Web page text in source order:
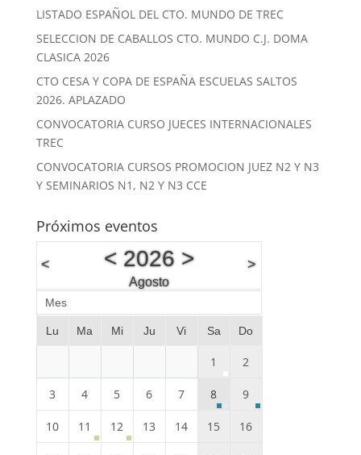
LISTADO ESPAÑOL DEL CTO. MUNDO DE TREC
SELECCION DE CABALLOS CTO. MUNDO C.J. DOMA
CLASICA 2026
CTO CESA Y COPA DE ESPAÑA ESCUELAS SALTOS
2026. APLAZADO
CONVOCATORIA CURSO JUECES INTERNACIONALES
TREC
CONVOCATORIA CURSOS PROMOCION JUEZ N2 Y N3
Y SEMINARIOS N1, N2 Y N3 CCE
Próximos eventos
< < 2026>
Agosto
>
Mes
Lu Ma Mi Ju Vi Sa Do
1 2
3 4 5 6 7 8 9
10 11 12 13 14 15 16